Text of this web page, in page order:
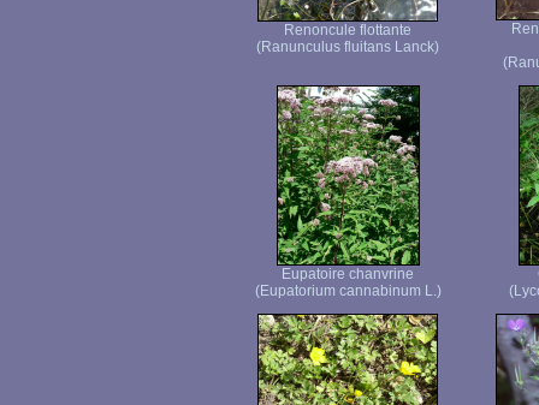
Renoncule flottante
(Ranunculus fluitans Lanck)
Eupatoire chanvrine
(Eupatorium cannabinum L.)